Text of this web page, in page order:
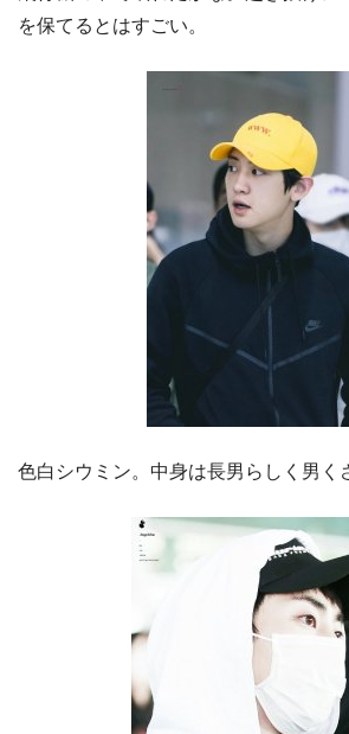
を保てるとはすごい。
色白シウミン。中身は長男らしく男く